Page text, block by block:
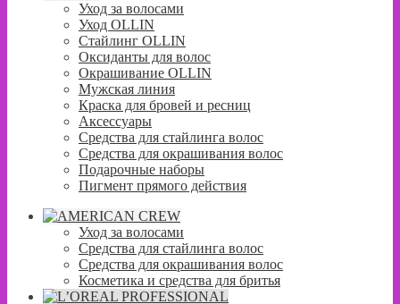
Уход за волосами
Уход OLLIN
Стайлинг OLLIN
Оксиданты для волос
Окрашивание OLLIN
Мужская линия
Краска для бровей и ресниц
Аксессуары
Средства для стайлинга волос
Средства для окрашивания волос
Подарочные наборы
Пигмент прямого действия
Уход за волосами
Средства для стайлинга волос
Средства для окрашивания волос
Косметика и средства для бритья